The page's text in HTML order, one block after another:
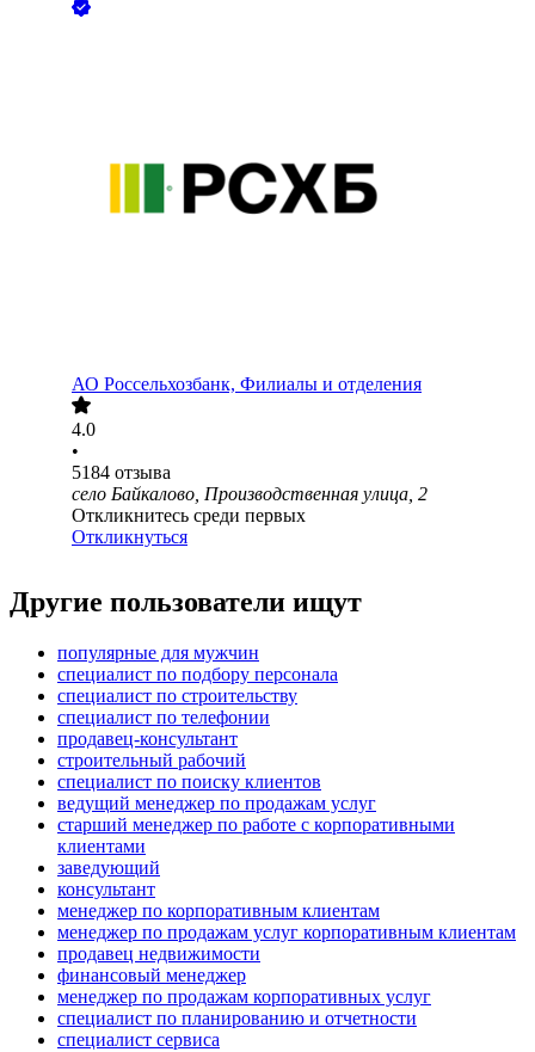
АО Россельхозбанк, Филиалы и отделения
4.0
•
5184 отзыва
село Байкалово, Производственная улица, 2
Откликнитесь среди первых
Откликнуться
Другие пользователи ищут
популярные для мужчин
специалист по подбору персонала
специалист по строительству
специалист по телефонии
продавец-консультант
строительный рабочий
специалист по поиску клиентов
ведущий менеджер по продажам услуг
старший менеджер по работе с корпоративными
клиентами
заведующий
консультант
менеджер по корпоративным клиентам
менеджер по продажам услуг корпоративным клиентам
продавец недвижимости
финансовый менеджер
менеджер по продажам корпоративных услуг
специалист по планированию и отчетности
специалист сервиса